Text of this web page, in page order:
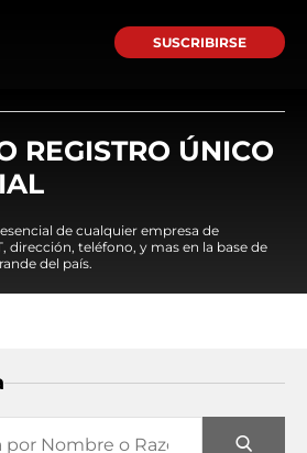
SUSCRIBIRSE
REGISTRO ÚNICO
de cualquier empresa de
dirección, teléfono, y mas en la base de
del país.